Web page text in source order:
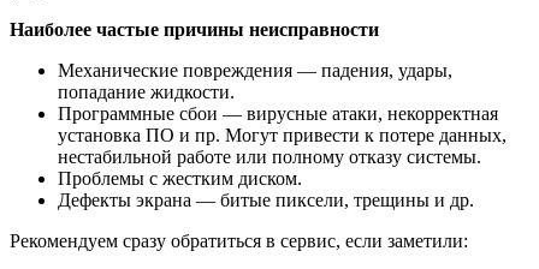
Наиболее частые причины неисправности
Механические повреждения — падения, удары,
попадание жидкости.
Программные сбои — вирусные атаки, некорректная
установка ПО и пр. Могут привести к потере данных,
нестабильной работе или полному отказу системы.
Проблемы с жестким диском.
Дефекты экрана — битые пиксели, трещины и др.
Рекомендуем сразу обратиться в сервис, если заметили: